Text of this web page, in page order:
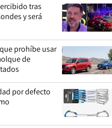
tras
y será
prohíbe usar
de
por defecto